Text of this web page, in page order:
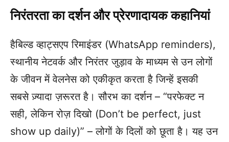
निरंतरता का दर्शन और प्रेरणादायक कहानियां
हैबिल्ड व्हाट्सएप रिमाइंडर (WhatsApp reminders),
स्थानीय नेटवर्क और निरंतर जुड़ाव के माध्यम से उन लोगों
के जीवन में वेलनेस को एकीकृत करता है जिन्हें इसकी
सबसे ज़्यादा ज़रूरत है। सौरभ का दर्शन – “परफेक्ट न
सही, लेकिन रोज़ दिखो (Don’t be perfect, just
show up daily)” – लोगों के दिलों को छूता है। यह उन